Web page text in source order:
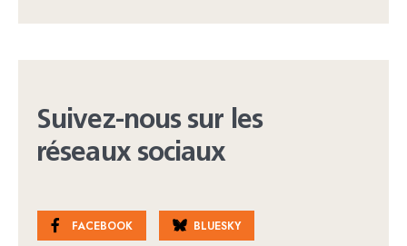
Suivez-nous sur les
réseaux sociaux
FACEBOOK BLUESKY